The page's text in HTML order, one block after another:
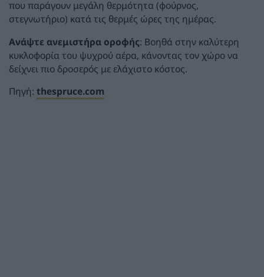
που παράγουν μεγάλη θερμότητα (φούρνος,
στεγνωτήριο) κατά τις θερμές ώρες της ημέρας.
Ανάψτε ανεμιστήρα οροφής: Βοηθά στην καλύτερη
κυκλοφορία του ψυχρού αέρα, κάνοντας τον χώρο να
δείχνει πιο δροσερός με ελάχιστο κόστος.
Πηγή: thespruce.com